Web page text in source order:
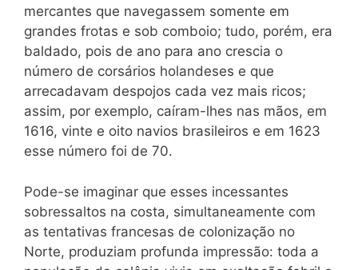
mercantes que navegassem somente em
grandes frotas e sob comboio; tudo, porém, era
baldado, pois de ano para ano crescia o
número de corsários holandeses e que
arrecadavam despojos cada vez mais ricos;
assim, por exemplo, caíram-lhes nas mãos, em
1616, vinte e oito navios brasileiros e em 1623
esse número foi de 70.
Pode-se imaginar que esses incessantes
sobressaltos na costa, simultaneamente com
as tentativas francesas de colonização no
Norte, produziam profunda impressão: toda a